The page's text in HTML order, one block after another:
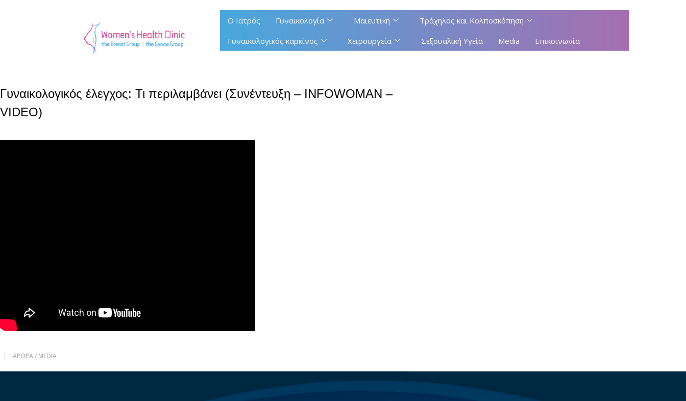
Ο Ιατρός Γυναικολογία Μαιευτική
Τράχηλος και Κολποσκόπηση
Γυναικολογικός καρκίνος
Χειρουργεία Σεξουαλική Υγεία Media Επικοινωνία
Γυναικολογικός έλεγχος: Τι περιλαμβάνει (Συνέντευξη – INFOWOMAN –
VIDEO)
ΆΡΘΡΑ / MEDIA